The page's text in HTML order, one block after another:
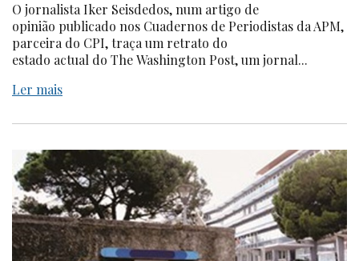
O jornalista Iker Seisdedos, num artigo de
opinião publicado nos Cuadernos de Periodistas da APM,
parceira do CPI, traça um retrato do
estado actual do The Washington Post, um jornal...
Ler mais